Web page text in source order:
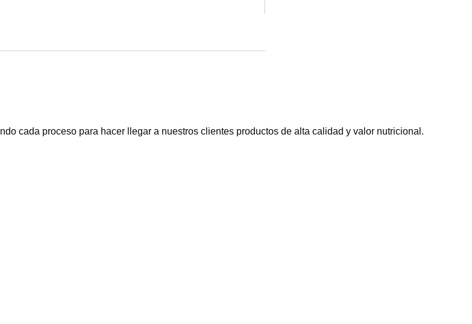
cada proceso para hacer llegar a nuestros clientes productos de alta calidad y valor nutricional.